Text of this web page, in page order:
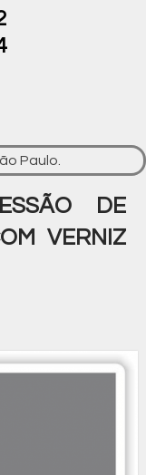
Paulo.
DE
VERNIZ